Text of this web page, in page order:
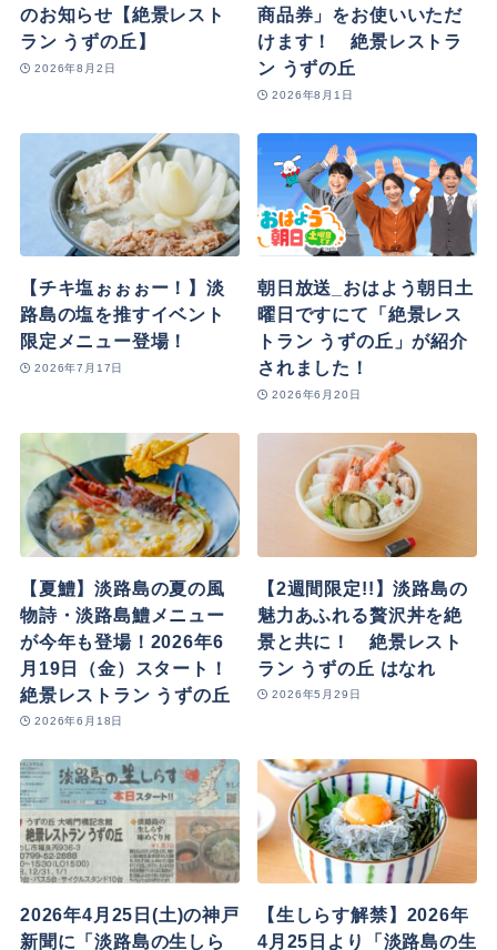
のお知らせ【絶景レスト
ラン うずの丘】
2026年8月2日
商品券」をお使いいただ
けます！ 絶景レストラ
ン うずの丘
2026年8月1日
【チキ塩ぉぉぉー！】淡
路島の塩を推すイベント
限定メニュー登場！
2026年7月17日
朝日放送_おはよう朝日土
曜日ですにて「絶景レス
トラン うずの丘」が紹介
されました！
2026年6月20日
【夏鱧】淡路島の夏の風
物詩・淡路島鱧メニュー
が今年も登場！2026年6
月19日（金）スタート！
絶景レストラン うずの丘
2026年6月18日
【2週間限定!!】淡路島の
魅力あふれる贅沢丼を絶
景と共に！ 絶景レスト
ラン うずの丘 はなれ
2026年5月29日
2026年4月25日(土)の神戸
新聞に「淡路島の生しら
【生しらす解禁】2026年
4月25日より「淡路島の生